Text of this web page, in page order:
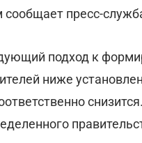
пресс-
подход к
ниже